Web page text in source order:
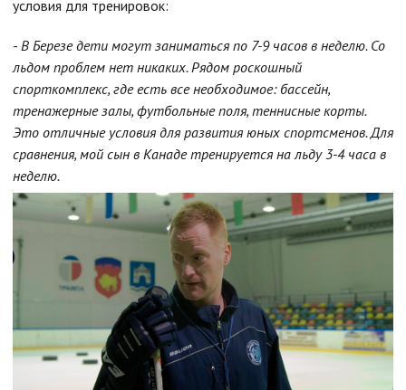
условия для тренировок:
- В Березе дети могут заниматься по 7-9 часов в неделю. Со
льдом проблем нет никаких. Рядом роскошный
спорткомплекс, где есть все необходимое: бассейн,
тренажерные залы, футбольные поля, теннисные корты.
Это отличные условия для развития юных спортсменов. Для
сравнения, мой сын в Канаде тренируется на льду 3-4 часа в
неделю.